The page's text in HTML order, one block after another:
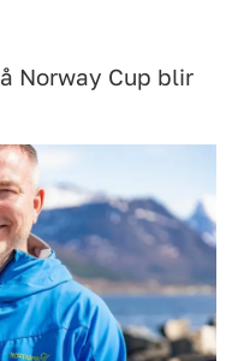
Norway Cup blir